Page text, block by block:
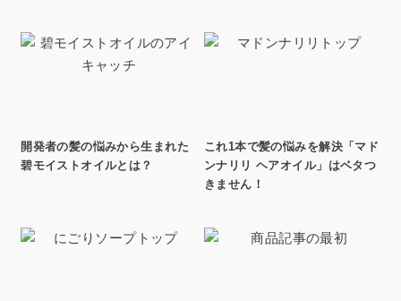
開発者の髪の悩みから生まれた
碧モイストオイルとは？
これ1本で髪の悩みを解決「マド
ンナリリ ヘアオイル」はベタつ
きません！